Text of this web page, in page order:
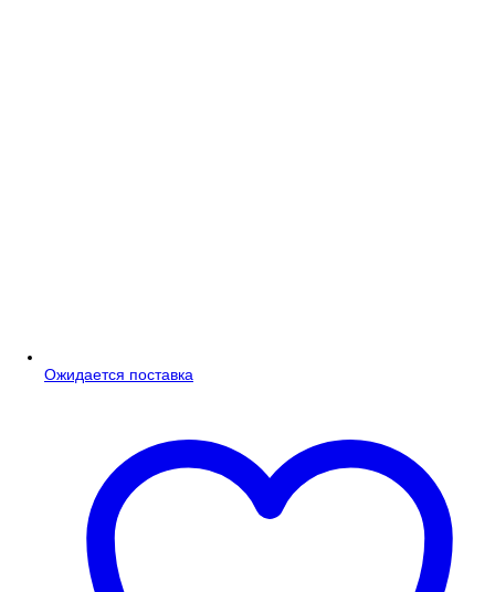
Ожидается поставка